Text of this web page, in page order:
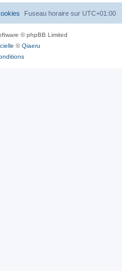
Fuseau horaire sur UTC+01:00
© phpBB Limited
©Qiaeru